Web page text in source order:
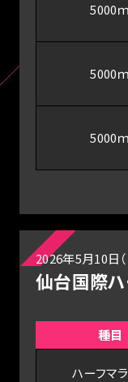
5000ｍ
5000ｍ
5000ｍ
2026年5月10日（
仙台国際
種目
ハーフマ